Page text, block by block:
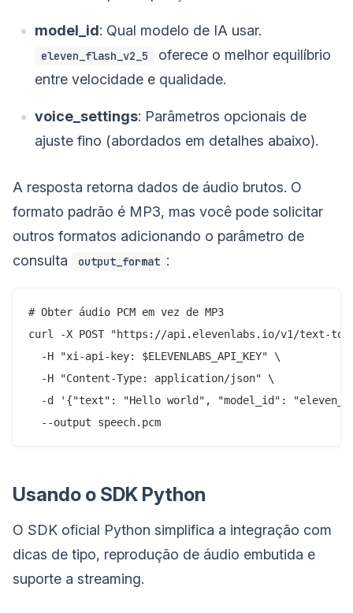
model_id: Qual modelo de IA usar.
eleven_flash_v2_5
oferece o melhor equilíbrio
entre velocidade e qualidade.
voice_settings: Parâmetros opcionais de
ajuste fino (abordados em detalhes abaixo).
A resposta retorna dados de áudio brutos. O
formato padrão é MP3, mas você pode solicitar
outros formatos adicionando o parâmetro de
consulta
output_format :
# Obter áudio PCM em vez de MP3
curl -X POST "https://api.elevenlabs.io/v1/text-to-
  -H "xi-api-key: $ELEVENLABS_API_KEY" \
  -H "Content-Type: application/json" \
-d '{"text": "Hello world", "model_id":
Usando o SDK Python
O SDK oficial Python simplifica a integração com
dicas de tipo, reprodução de áudio embutida e
suporte a streaming.